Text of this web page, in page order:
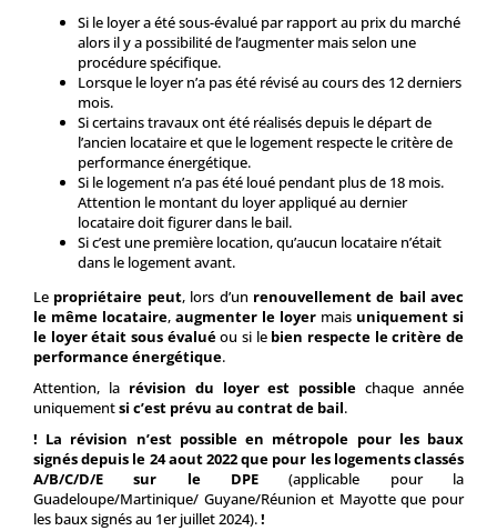
Si le loyer a été sous-évalué par rapport au prix du marché
alors il y a possibilité de l’augmenter mais selon une
procédure spécifique.
Lorsque le loyer n’a pas été révisé au cours des 12 derniers
mois.
Si certains travaux ont été réalisés depuis le départ de
l’ancien locataire et que le logement respecte le critère de
performance énergétique.
Si le logement n’a pas été loué pendant plus de 18 mois.
Attention le montant du loyer appliqué au dernier
locataire doit figurer dans le bail.
Si c’est une première location, qu’aucun locataire n’était
dans le logement avant.
Le propriétaire peut, lors d’un renouvellement de bail avec
le même locataire, augmenter le loyer mais uniquement si
le loyer était sous évaluéou si le bien respecte le critère de
performance énergétique.
Attention, la révision du loyer est possible chaque année
uniquementsi c’est prévu au contrat de bail.
! La révision n’est possible en métropole pour les baux
signés depuis le 24 aout 2022 que pour les logements classés
A/B/C/D/E sur le DPE (applicable pour la
Guadeloupe/Martinique/ Guyane/Réunion et Mayotte que pour
les baux signés au 1er juillet 2024).!